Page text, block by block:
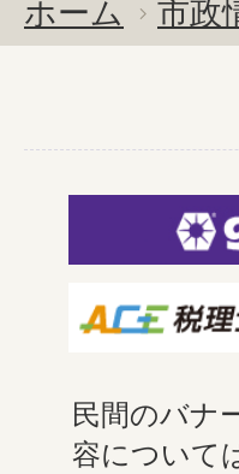
ホーム 市政
民間のバナ
容について